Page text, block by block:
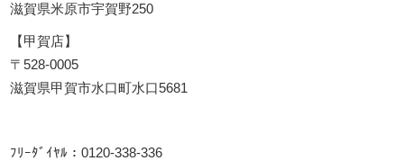
滋賀県米原市宇賀野250
【甲賀店】
〒528-0005
滋賀県甲賀市水口町水口5681
ﾌﾘｰﾀﾞｲﾔﾙ：0120-338-336